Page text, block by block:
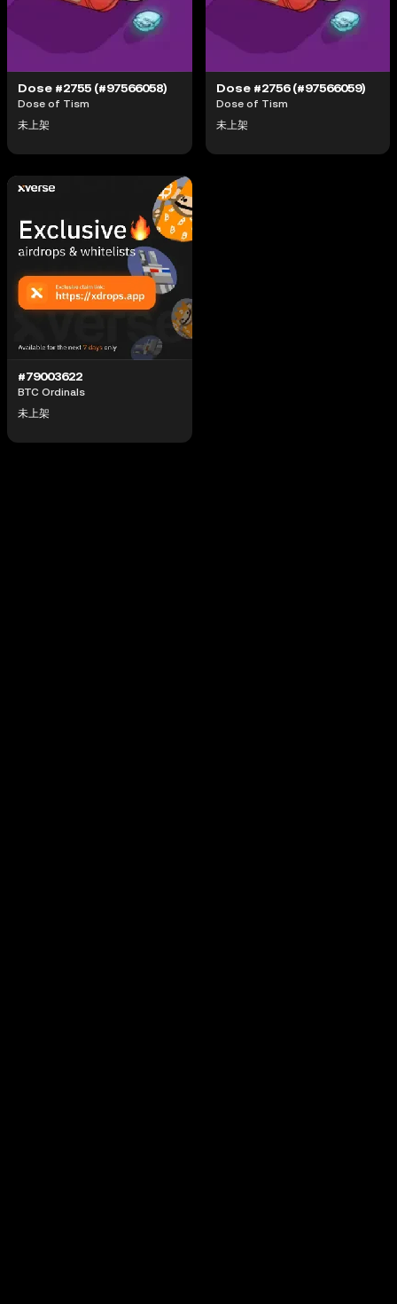
Dose #2755 (#97566058)
Dose of Tism
未上架
Dose #2756 (#97566059)
Dose of Tism
未上架
#79003622
BTC Ordinals
未上架